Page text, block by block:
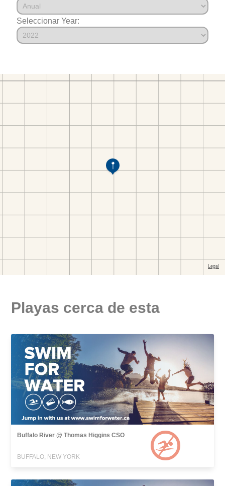
Seleccionar Year:
Playas cerca de esta
Buffalo River @ Thomas Higgins CSO
BUFFALO, NEW YORK